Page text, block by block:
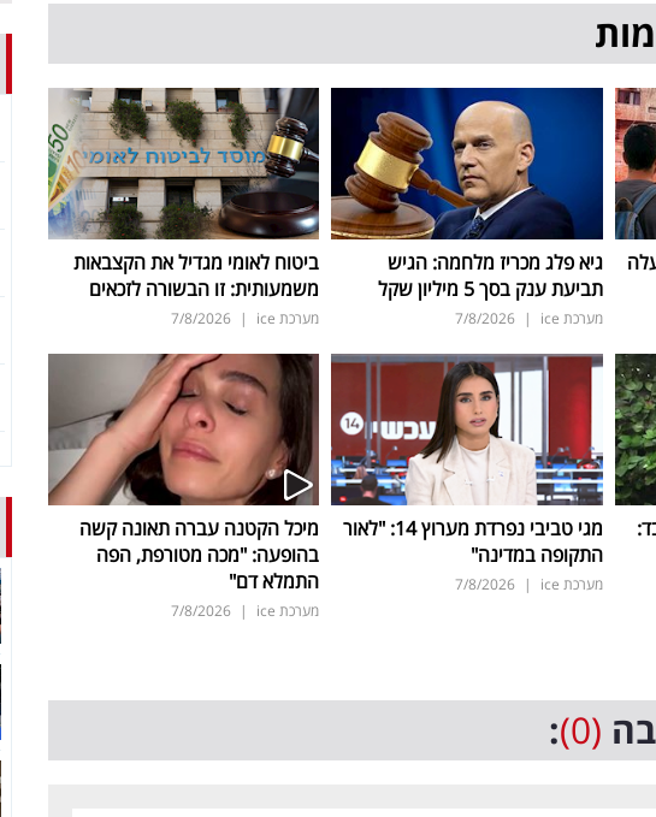
גיא פלג מכריז מלחמה: הגיש
תביעת ענק בסך 5 מיליון שקל
מערכת ice |
7/8/2026
ביטוח לאומי מגדיל את הקצבאות
משמעותית: זו הבשורה לזכאים
מערכת ice |
7/8/2026
כבד:
מגי טביבי נפרדת מערוץ 14: "לאור
התקופה במדינה"
מערכת ice |
7/8/2026
מיכל הקטנה עברה תאונה קשה
בהופעה: "מכה מטורפת, הפה
התמלא דם"
מערכת ice |
7/8/2026
(0)
: